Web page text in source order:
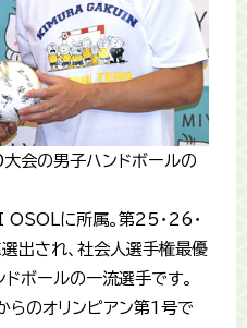
会の男子ハンドボールの
に所属。第25・26・
出され、社会人選手権最優
ボールの一流選手です。
のオリンピアン第1号で